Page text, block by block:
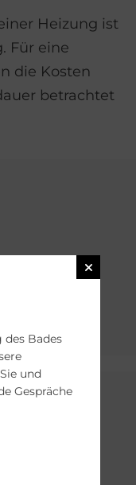
Heizung ist
Für eine
die Kosten
betrachtet
des Bades
und
Gespräche